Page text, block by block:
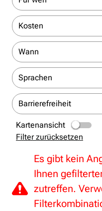
Kosten
Wann
Sprachen
Barrierefreiheit
Kartenansicht
Filter zurücksetzen
Es gibt kein
Ihnen
zutreffen.